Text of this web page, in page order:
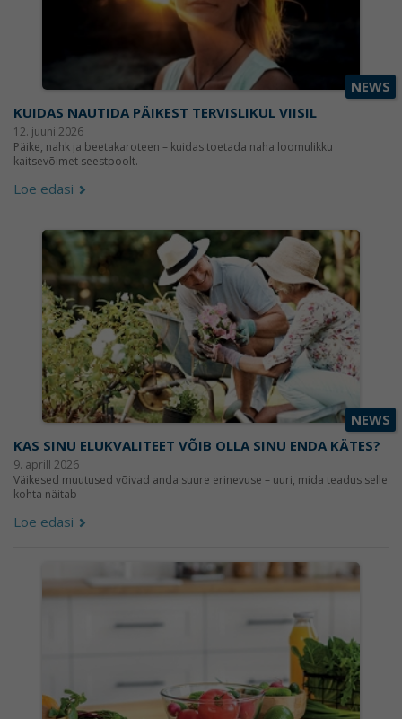
NEWS
KUIDAS NAUTIDA PÄIKEST TERVISLIKUL VIISIL
12. juuni 2026
Päike, nahk ja beetakaroteen – kuidas toetada naha loomulikku
kaitsevõimet seestpoolt.
Loe edasi
NEWS
KAS SINU ELUKVALITEET VÕIB OLLA SINU ENDA KÄTES?
9. aprill 2026
Väikesed muutused võivad anda suure erinevuse – uuri, mida teadus selle
kohta näitab
Loe edasi